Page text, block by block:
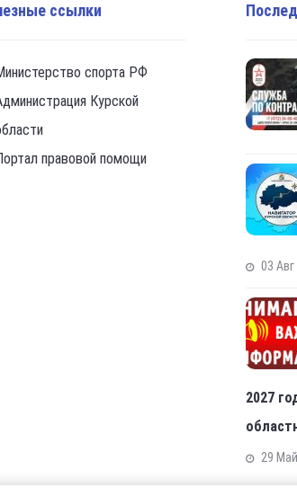
ссылки
спорта РФ
Курской
правовой помощи
03 Авг
2027
29 Май